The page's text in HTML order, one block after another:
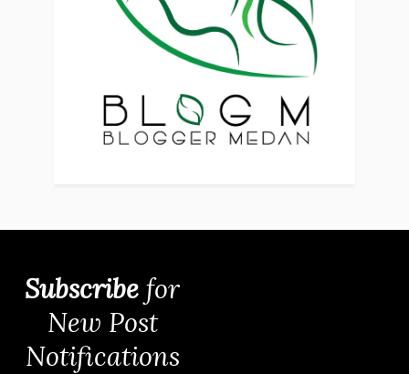
Subscribe for
New Post
Notifications